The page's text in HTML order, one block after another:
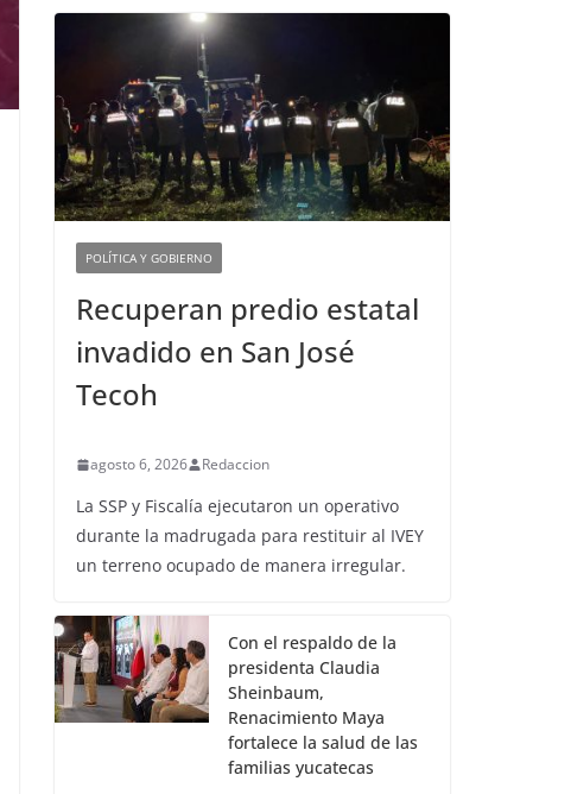
POLÍTICA Y GOBIERNO
Recuperan predio estatal
invadido en San José
Tecoh
agosto 6, 2026 Redaccion
La SSP y Fiscalía ejecutaron un operativo
durante la madrugada para restituir al IVEY
un terreno ocupado de manera irregular.
Con el respaldo de la
presidenta Claudia
Sheinbaum,
Renacimiento Maya
fortalece la salud de las
familias yucatecas